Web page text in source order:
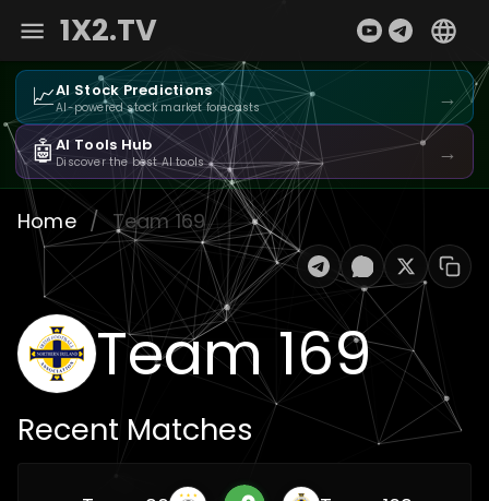
1X2.TV
📈AI Stock Predictions
AI-powered stock market forecasts →
🤖AI Tools Hub
Discover the best AI tools →
Home / Team 169
Team 169
Recent Matches